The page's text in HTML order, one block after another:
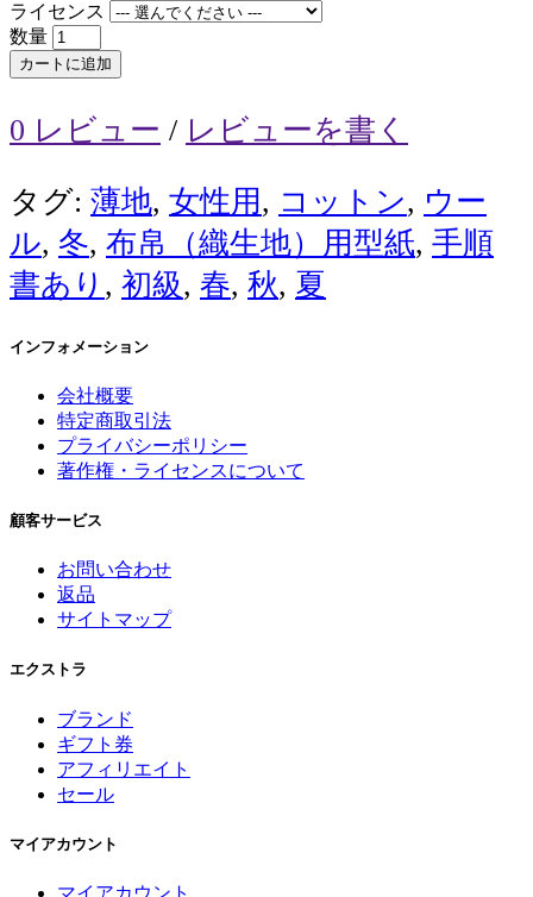
ライセンス
数量
カートに追加
0 レビュー / レビューを書く
タグ: 薄地, 女性用, コットン, ウー
ル, 冬, 布帛（織生地）用型紙, 手順
書あり , 初級, 春, 秋, 夏
インフォメーション
会社概要
特定商取引法
プライバシーポリシー
著作権・ライセンスについて
顧客サービス
お問い合わせ
返品
サイトマップ
エクストラ
ブランド
ギフト券
アフィリエイト
セール
マイアカウント
マイアカウント